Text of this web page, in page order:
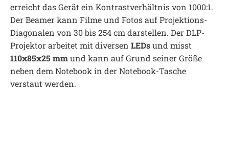
erreicht das Gerät ein Kontrastverhältnis von 1000:1.
Der Beamer kann Filme und Fotos auf Projektions-
Diagonalen von 30 bis 254 cm darstellen. Der DLP-
Projektor arbeitet mit diversen LEDsund misst
110x85x25 mmund kann auf Grund seiner Größe
neben dem Notebook in der Notebook-Tasche
verstaut werden.